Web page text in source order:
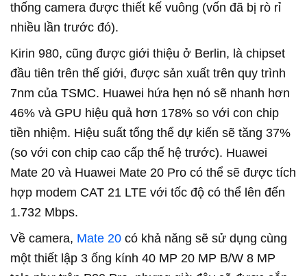
thống camera được thiết kế vuông (vốn đã bị rò rỉ
nhiều lần trước đó).
Kirin 980, cũng được giới thiệu ở Berlin, là chipset
đầu tiên trên thế giới, được sản xuất trên quy trình
7nm của TSMC. Huawei hứa hẹn nó sẽ nhanh hơn
46% và GPU hiệu quả hơn 178% so với con chip
tiền nhiệm. Hiệu suất tổng thể dự kiến sẽ tăng 37%
(so với con chip cao cấp thế hệ trước). Huawei
Mate 20 và Huawei Mate 20 Pro có thể sẽ được tích
hợp modem CAT 21 LTE với tốc độ có thể lên đến
1.732 Mbps.
Về camera, Mate 20 có khả năng sẽ sử dụng cùng
một thiết lập 3 ống kính 40 MP 20 MP B/W 8 MP